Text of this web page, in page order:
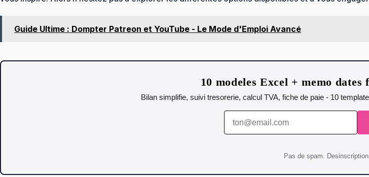
Guide Ultime : Dompter Patreon et YouTube - Le Mode d'Emploi Avancé
10 modeles Excel + memo
Bilan simplifie, suivi tresorerie, calcul TVA, fiche de paie - 10
Pas de spam. Desinscription